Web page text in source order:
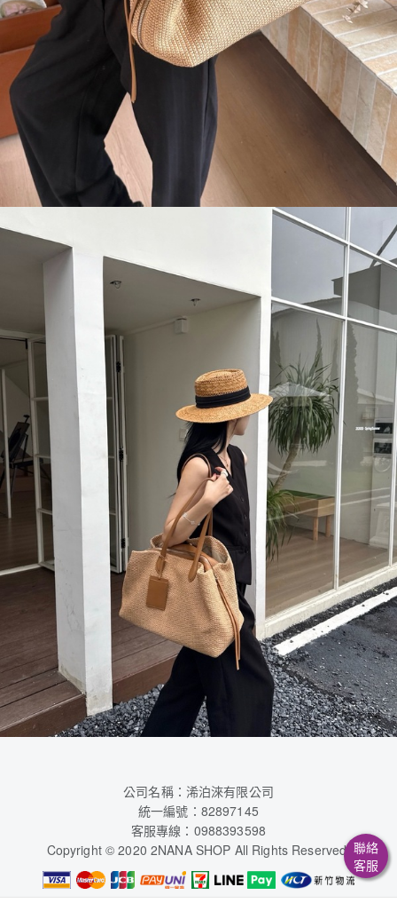
公司名稱：浠泊淶有限公司
統一編號：82897145
客服專線：0988393598
Copyright © 2020 2NANA SHOP All Rights Reserved. 聯絡
客服